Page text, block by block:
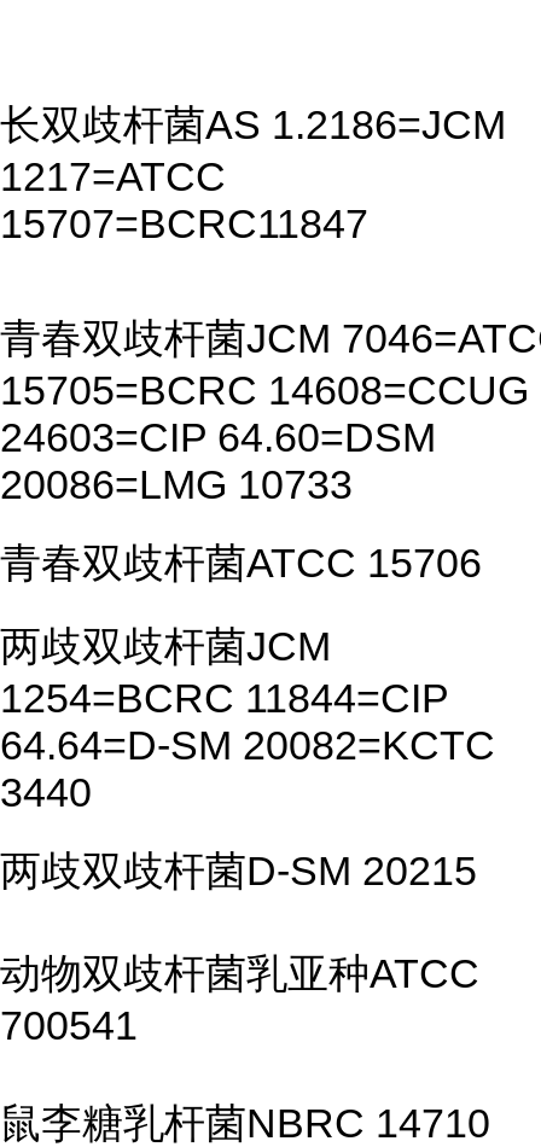
长双歧杆菌AS 1.2186=JCM
1217=ATCC
15707=BCRC11847
青春双歧杆菌JCM
15705=BCRC 14608=CCUG
24603=CIP 64.60=DSM
20086=LMG 10733
青春双歧杆菌ATCC 15706
两歧双歧杆菌JCM
1254=BCRC 11844=CIP
64.64=D-SM 20082=KCTC
3440
两歧双歧杆菌D-SM 20215
动物双歧杆菌乳亚种ATCC
700541
鼠李糖乳杆菌NBRC 14710